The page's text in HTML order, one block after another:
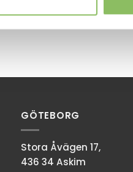
GÖTEBORG
Stora Åvägen 17,
436 34 Askim